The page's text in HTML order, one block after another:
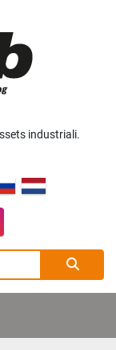
industriali.